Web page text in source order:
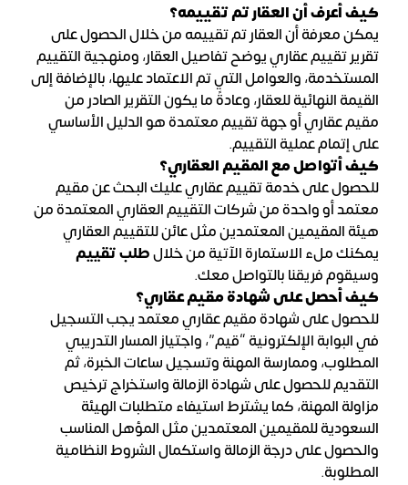
كيف أعرف أن العقار تم تقييمه؟
يمكن معرفة أن العقار تم تقييمه من خلال الحصول على
تقرير تقييم عقاري يوضح تفاصيل العقار، ومنهجية التقييم
المستخدمة، والعوامل التي تم الاعتماد عليها، بالإضافة إلى
القيمة النهائية للعقار، وعادةً ما يكون التقرير الصادر من
مقيم عقاري أو جهة تقييم معتمدة هو الدليل الأساسي
على إتمام عملية التقييم.
كيف أتواصل مع المقيم العقاري؟
للحصول على خدمة تقييم عقاري عليك البحث عن مقيم
معتمد أو واحدة من شركات التقييم العقاري المعتمدة من
هيئة المقيمين المعتمدين مثل عائن للتقييم العقاري
يمكنك ملء الاستمارة الآتية من خلالطلب تقييم
وسيقوم فريقنا بالتواصل معك.
كيف أحصل على شهادة مقيم عقاري؟
للحصول على شهادة مقيم عقاري معتمد يجب التسجيل
في البوابة الإلكترونية “قيم”، واجتياز المسار التدريبي
المطلوب، وممارسة المهنة وتسجيل ساعات الخبرة، ثم
التقديم للحصول على شهادة الزمالة واستخراج ترخيص
مزاولة المهنة، كما يشترط استيفاء متطلبات الهيئة
السعودية للمقيمين المعتمدين مثل المؤهل المناسب
والحصول على درجة الزمالة واستكمال الشروط النظامية
المطلوبة.